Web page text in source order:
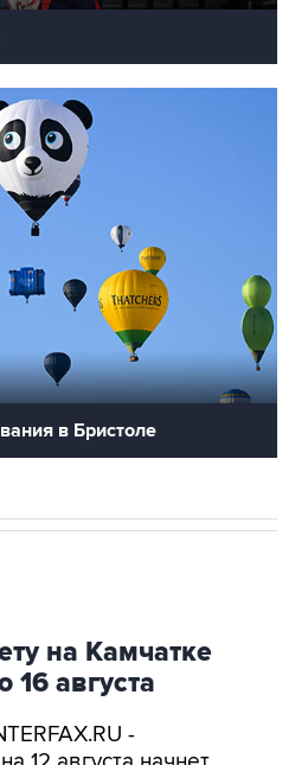
в Бристоле
на Камчатке
16 августа
-